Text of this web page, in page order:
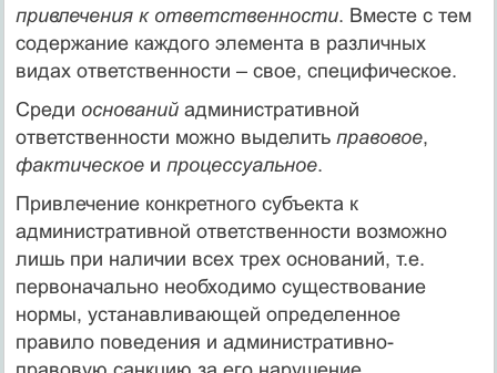
привлечения к ответственности. Вместе с тем
содержание каждого элемента в различных
видах ответственности – свое, специфическое.
Среди основанийадминистративной
ответственности можно выделить правовое,
фактическоеи процессуальное.
Привлечение конкретного субъекта к
административной ответственности возможно
лишь при наличии всех трех оснований, т.е.
первоначально необходимо существование
нормы, устанавливающей определенное
правило поведения и административно-